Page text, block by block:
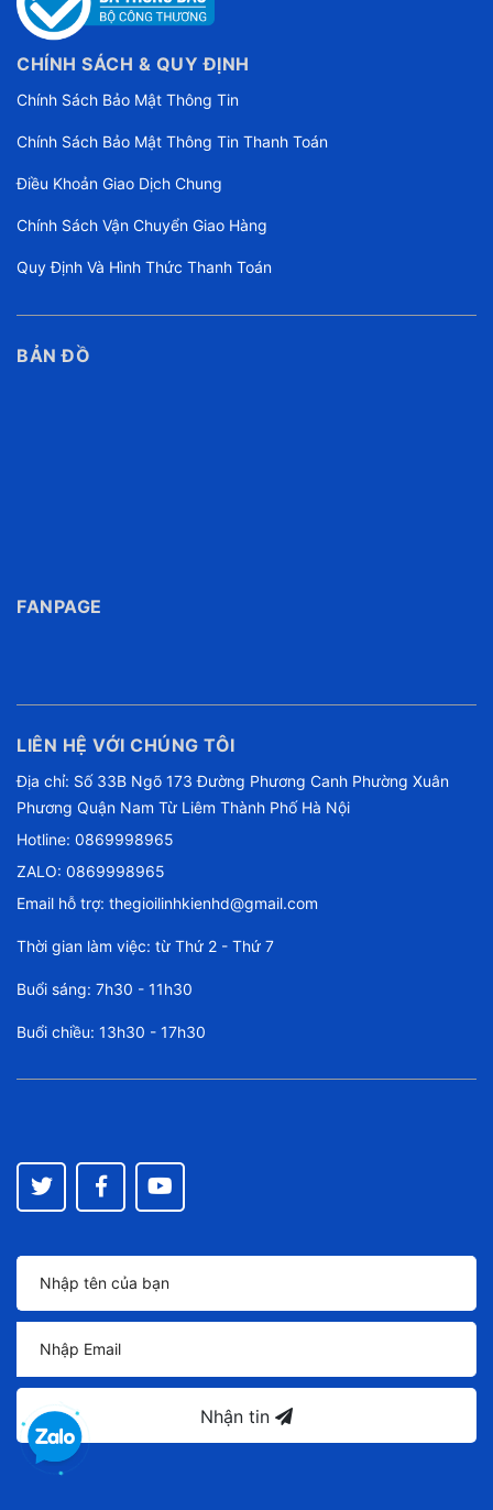
CHÍNH SÁCH & QUY ĐỊNH
Chính Sách Bảo Mật Thông Tin
Chính Sách Bảo Mật Thông Tin Thanh Toán
Điều Khoản Giao Dịch Chung
Chính Sách Vận Chuyển Giao Hàng
Quy Định Và Hình Thức Thanh Toán
BẢN ĐỒ
FANPAGE
LIÊN HỆ VỚI CHÚNG TÔI
Địa chỉ: Số 33B Ngõ 173 Đường Phương Canh Phường Xuân
Phương Quận Nam Từ Liêm Thành Phố Hà Nội
Hotline: 0869998965
ZALO: 0869998965
Email hỗ trợ: thegioilinhkienhd@gmail.com
Thời gian làm việc: từ Thứ 2 - Thứ 7
Buổi sáng: 7h30 - 11h30
Buổi chiều: 13h30 - 17h30
Nhận tin